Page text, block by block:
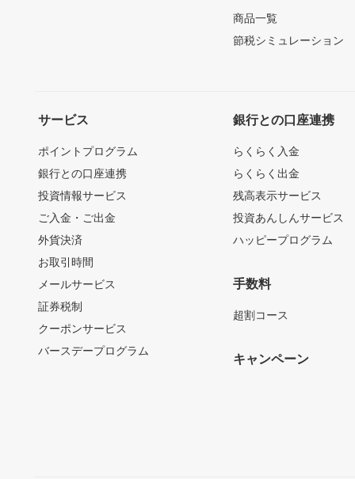
商品一覧
節税シミュレーション
サービス
ポイントプログラム
銀行との口座連携
投資情報サービス
ご入金・ご出金
外貨決済
お取引時間
メールサービス
証券税制
クーポンサービス
バースデープログラム
銀行との口座連携
らくらく入金
らくらく出金
残高表示サービス
投資あんしんサービス
ハッピープログラム
手数料
超割コース
キャンペーン